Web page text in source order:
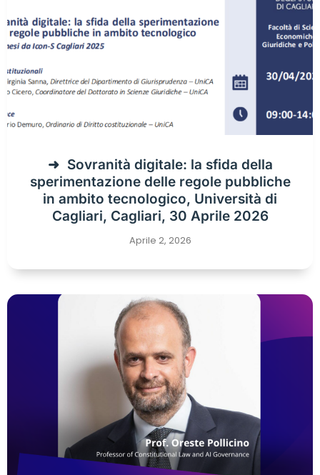
Sovranità digitale: la sfida della
sperimentazione delle regole pubbliche
in ambito tecnologico, Università di
Cagliari, Cagliari, 30 Aprile 2026
Aprile 2, 2026